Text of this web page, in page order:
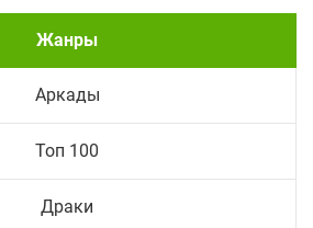
Жанры
Аркады
Топ 100
Драки